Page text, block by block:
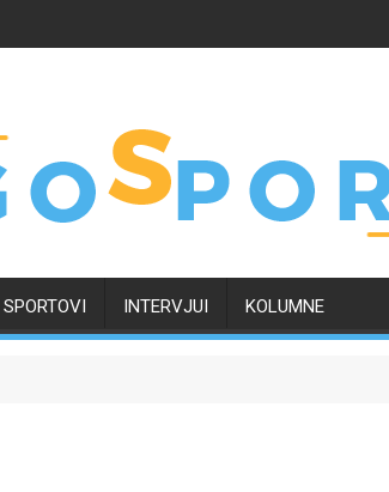
INTERVJUI KOLUMNE